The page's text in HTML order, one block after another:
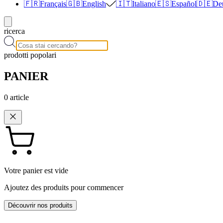
🇫🇷Français🇬🇧English 🇮🇹Italiano🇪🇸Español🇩🇪
ricerca
prodotti popolari
PANIER
0 article
Votre panier est vide
Ajoutez des produits pour commencer
Découvrir nos produits